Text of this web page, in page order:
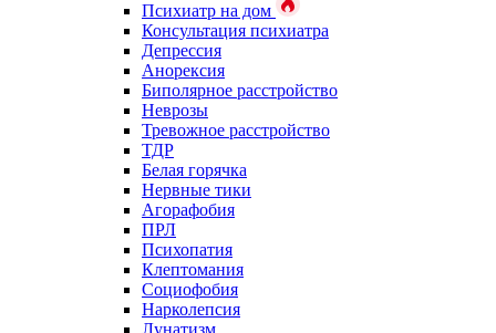
Психиатр на дом
Консультация психиатра
Депрессия
Анорексия
Биполярное расстройство
Неврозы
Тревожное расстройство
ТДР
Белая горячка
Нервные тики
Агорафобия
ПРЛ
Психопатия
Клептомания
Социофобия
Нарколепсия
Лунатизм